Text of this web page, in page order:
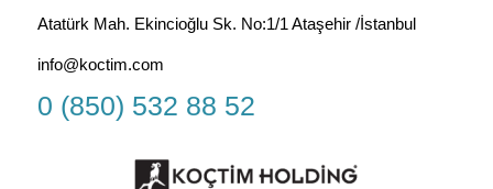
Atatürk Mah. Ekincioğlu Sk. No:1/1 Ataşehir /İstanbul
info@koctim.com
0 (850) 532 88 52